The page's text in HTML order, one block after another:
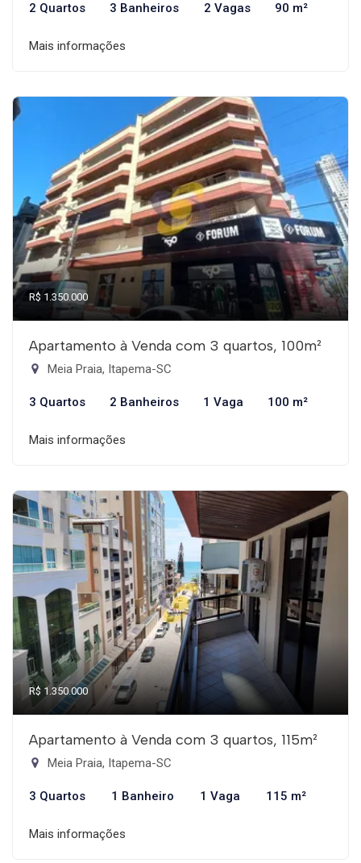
2 Quartos 3 Banheiros 2 Vagas 90 m²
Mais informações
R$ 1.350.000
Apartamento à Venda com 3 quartos, 100m²
Meia Praia, Itapema-SC
3 Quartos 2 Banheiros 1 Vaga 100 m²
Mais informações
R$ 1.350.000
Apartamento à Venda com 3 quartos, 115m²
Meia Praia, Itapema-SC
3 Quartos 1 Banheiro 1 Vaga 115 m²
Mais informações